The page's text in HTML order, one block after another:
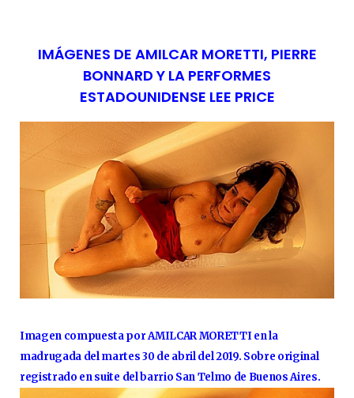
IMÁGENES DE AMILCAR MORETTI, PIERRE
BONNARD Y LA PERFORMES
ESTADOUNIDENSE LEE PRICE
Imagen compuesta por AMILCAR MORETTI en la
madrugada del martes 30 de abril del 2019. Sobre original
registrado en suite del barrio San Telmo de Buenos Aires.